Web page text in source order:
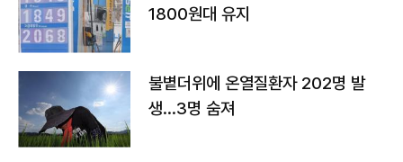
1800원대 유지
불볕더위에 온열질환자 202명 발
생…3명 숨져